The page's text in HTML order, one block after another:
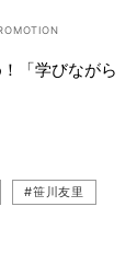
「学びながら
#笹川友里